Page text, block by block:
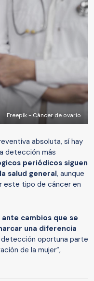
Freepik - Cáncer de ovario
absoluta, sí hay
detección más
periódicos siguen
salud general, aunque
este tipo de cáncer en
cambios que se
una diferencia
detección oportuna parte
de la mujer”,